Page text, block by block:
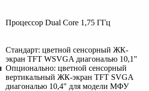
Процессор Dual Core 1,75 ГГц
Стандарт: цветной сенсорный ЖК-
экран TFT WSVGA диагональю 10,1"
Опционально: цветной сенсорный
вертикальный ЖК-экран TFT SVGA
диагональю 10,4" для модели МФУ